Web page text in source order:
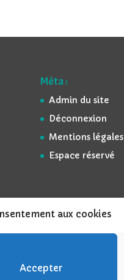
aux cookies
Accepter
Méta :
Admin du site
Déconnexion
Mentions légales
Espace réservé